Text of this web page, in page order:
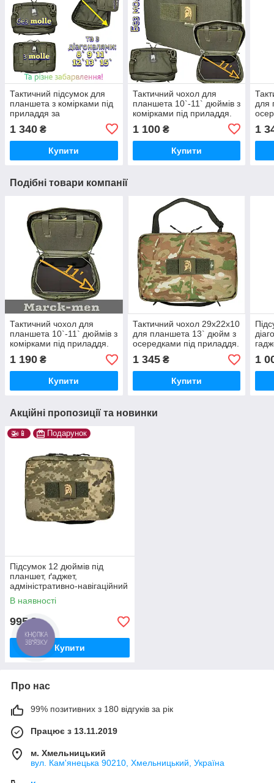
Тактичний підсумок для
планшета з комірками під
приладдя за
ПАРАМЕТРАМИ
ЗАМОВНИКА
1 340 ₴
Купити
Тактичний чохол для
планшета 10`-11` дюймів з
комірками під приладдя.
Адмін підсумок без моллє
для планшета
1 100₴
Купити
для
1
Подібні товари компанії
Тактичний чохол для
планшета 10`-11` дюймів з
комірками під приладдя.
Адмін підсумок для
планшета. П771
1 190 ₴
Купити
Тактичний чохол 29х22х10
для планшета 13` дюйм з
осередками під приладдя.
Адмін підсумок для
планшета.
1 345₴
Купити
1
Акційні пропозиції та новинки
🚁📱 Подарунок
Підсумок 12 дюймів під
планшет, ґаджет,
адміністративно-навігаційний
молі Футляр планшета
захисний. Піксель
В наявності
995₴
Купити
Про нас
99% позитивних з 180 відгуків за рік
Працює з 13.11.2019
м. Хмельницький
вул. Кам'янецька 90210, Хмельницький, Україна
КНОПКА
ЗВ'ЯЗКУ